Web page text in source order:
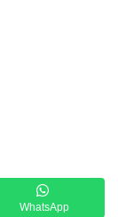
WhatsApp